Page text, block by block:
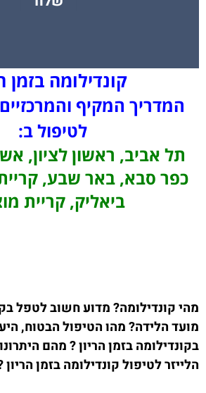
קונדילומה בזמן
המדריך המקיף
לטיפול ב:
תל אביב, ראשון לציון,
כפר סבא, באר שבע,
ביאליק, קריית
מהי קונדילומה? מדוע חשוב לטפל
מועד הלידה? מהו הטיפול הבטוח,
בקונדילומה בזמן הריון ? מהם
הלייזר לטיפול קונדילומה בזמן הריון